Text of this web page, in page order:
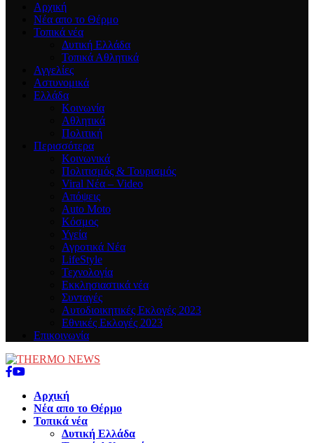
Αρχική
Νέα απο το Θέρμο
Τοπικά νέα
Δυτική Ελλάδα
Τοπικά Αθλητικά
Αγγελίες
Αστυνομικά
Ελλάδα
Κοινωνία
Αθλητικά
Πολιτική
Περισσότερα
Κοινωνικά
Πολιτισμός & Τουρισμός
Viral Νέα – Video
Απόψεις
Auto Moto
Κόσμος
Υγεία
Αγροτικά Νέα
LifeStyle
Τεχνολογία
Εκκλησιαστικά νέα
Συνταγές
Αυτοδιοικητικές Εκλογές 2023
Εθνικές Εκλογές 2023
Επικοινωνία
Facebook
Youtube
Αρχική
Νέα απο το Θέρμο
Τοπικά νέα
Δυτική Ελλάδα